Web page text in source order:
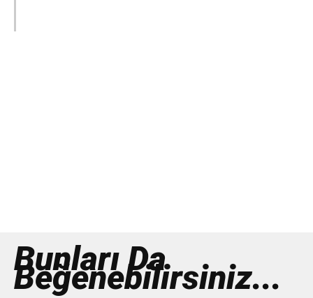
Bunları Da
Beğenebilirsiniz...